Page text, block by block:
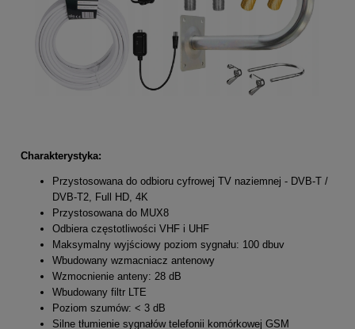
Charakterystyka:
Przystosowana do odbioru cyfrowej TV naziemnej - DVB-T /
DVB-T2, Full HD, 4K
Przystosowana do MUX8
Odbiera częstotliwości VHF i UHF
Maksymalny wyjściowy poziom sygnału: 100 dbuv
Wbudowany wzmacniacz antenowy
Wzmocnienie anteny: 28 dB
Wbudowany filtr LTE
Poziom szumów: < 3 dB
Silne tłumienie sygnałów telefonii komórkowej GSM